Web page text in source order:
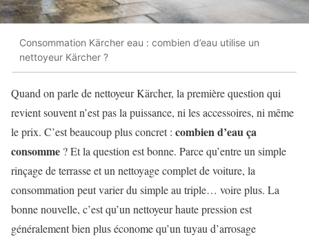
Consommation Kärcher eau : combien d’eau utilise un
nettoyeur Kärcher ?
Quand on parle de nettoyeur Kärcher, la première question qui
revient souvent n’est pas la puissance, ni les accessoires, ni même
le prix. C’est beaucoup plus concret : combien d’eau ça
consomme ? Et la question est bonne. Parce qu’entre un simple
rinçage de terrasse et un nettoyage complet de voiture, la
consommation peut varier du simple au triple… voire plus. La
bonne nouvelle, c’est qu’un nettoyeur haute pression est
généralement bien plus économe qu’un tuyau d’arrosage